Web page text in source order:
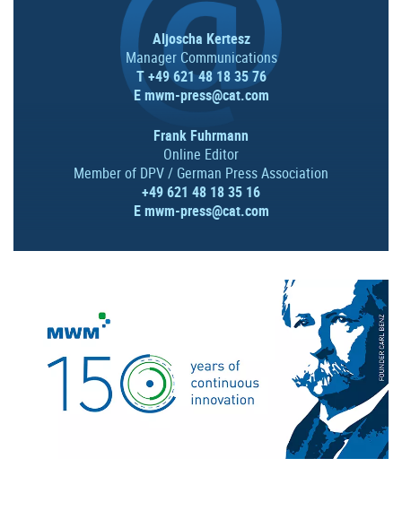
Aljoscha Kertesz
Manager Communications
T +49 621 48 18 35 76
Emwm-press@cat.com
Frank Fuhrmann
Online Editor
Member of DPV / German Press Association
+49 621 48 18 35 16
Emwm-press@cat.com